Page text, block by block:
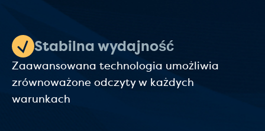
Stabilna wydajność
Zaawansowana technologia umożliwia
zrównoważone odczyty w każdych
warunkach